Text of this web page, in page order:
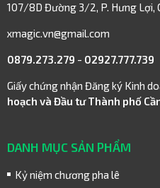
107/8D Đường 3/2, P. Hưng Lợi,
xmagic.vn@gmail.com
0879.273.279 - 02927.777.739
Giấy chứng nhận Đăng ký Kinh
hoạch và Đầu tư Thành phố
DANH MỤC SẢN PHẨM
Kỷ niệm chương pha lê